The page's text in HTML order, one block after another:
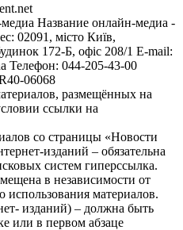
Название онлайн-медиа -
02091, місто Київ,
172-Б, офіс 208/1 E-mail:
Телефон: 044-205-43-00
06068
размещённых на
ссылки на
со страницы «Новости
изданий – обязательна
систем гиперссылка.
в независимости от
использования материалов.
изданий) – должна быть
или в первом абзаце